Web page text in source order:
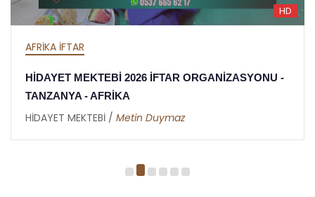
HD
AFRİKA İFTAR
HİDAYET MEKTEBİ 2026 İFTAR ORGANİZASYONU -
TANZANYA - AFRİKA
HİDAYET MEKTEBİ / Metin Duymaz